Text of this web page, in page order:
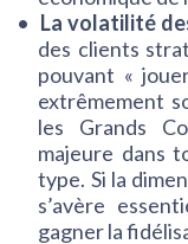
La volatilité
des clients
pouvant «
extrêmement
les Grands
majeure dans
type. Si la
s’avère
gagner la